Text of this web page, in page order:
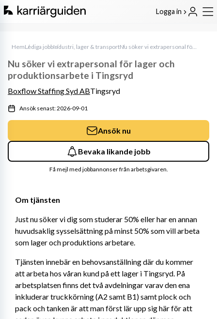
Logga in
HemLediga jobbIndustri, lager & transport Nu söker vi extrapersonal för lager och produktionsarbete i Tingsryd
Om tjänsten
Just nu söker vi dig som studerar 50% eller har en annan
huvudsaklig sysselsättning på minst 50% som vill arbeta
som lager och produktions arbetare.
Tjänsten innebär en behovsanställning där du kommer
att arbeta hos våran kund på ett lager i Tingsryd. På
arbetsplatsen finns det två avdelningar varav den ena
inkluderar truckkörning (A2 samt B1) samt plock och
pack och tanken är att man först lär upp sig här för att
Nu söker vi extrapersonal för lager och
produktionsarbete i Tingsryd
Boxflow Staffing Syd ABTingsryd
Ansök senast: 2026-09-01
Ansök nu
Bevaka likande jobb
Få mejl med jobbannonser från arbetsgivaren.